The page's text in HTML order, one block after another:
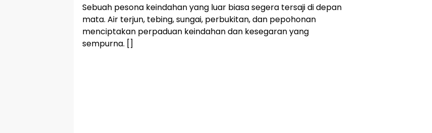
Sebuah pesona keindahan yang luar biasa segera tersaji di depan
mata. Air terjun, tebing, sungai, perbukitan, dan pepohonan
menciptakan perpaduan keindahan dan kesegaran yang
sempurna. []